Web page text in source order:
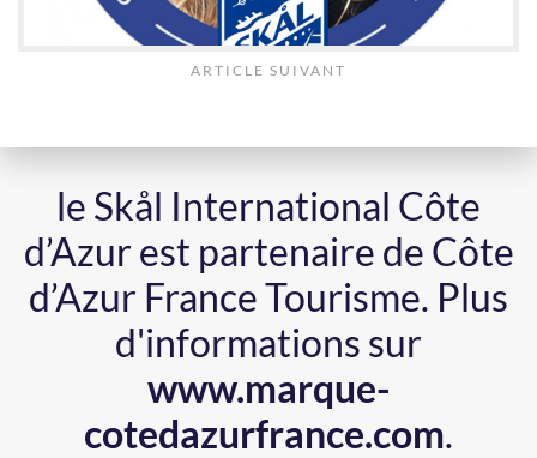
ARTICLE SUIVANT
le Skål International Côte
d’Azur est partenaire de Côte
d’Azur France Tourisme. Plus
d'informations sur
www.marque-
cotedazurfrance.com.